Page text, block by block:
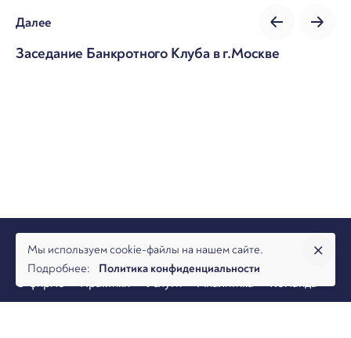
Далее
Заседание Банкротного Клуба в г.Москве
О фирме Практики Услуги Аналитика
Команда
Мы используем cookie-файлы на нашем сайте.
Подробнее: Политика конфиденциальности